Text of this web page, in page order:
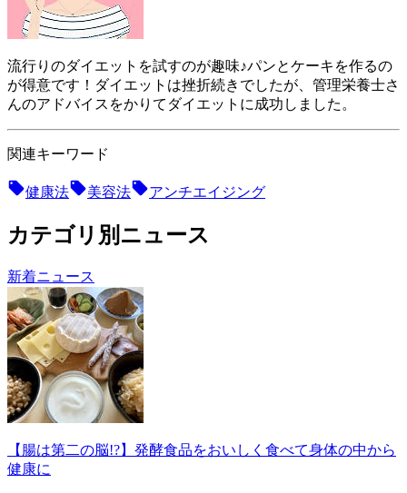
流行りのダイエットを試すのが趣味♪パンとケーキを作るの
が得意です！ダイエットは挫折続きでしたが、管理栄養士さ
んのアドバイスをかりてダイエットに成功しました。
関連キーワード
健康法 美容法 アンチエイジング
カテゴリ別ニュース
新着ニュース
【腸は第二の脳!?】発酵食品をおいしく食べて身体の中から
健康に